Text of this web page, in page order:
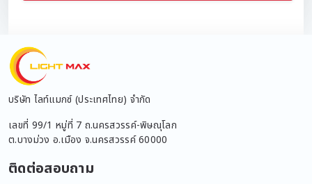
บริษัท ไลท์แมกซ์ (ประเทศไทย) จำกัด
เลขที่ 99/1 หมู่ที่ 7 ถ.นครสวรรค์-พิษณุโลก
ต.บางม่วง อ.เมือง จ.นครสวรรค์ 60000
ติดต่อสอบถาม